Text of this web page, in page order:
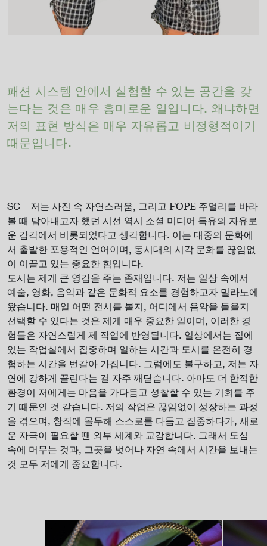
패션 시스템 안에서 실험할 수 있는 공간을 갖
는다는 것은 매우 흥미로운 일입니다. 왜냐하면
저의 표현 방식은 매우 자유롭고 비정형적이기
때문입니다.
SC — 저는 사진 속 자연스러움, 그리고 FOPE 주얼리를 바라
볼 때 담아내고자 했던 시선 역시 소셜 미디어 특유의 자유로
운 감각에서 비롯되었다고 생각합니다. 이는 대중의 문화에
서 출발한 포용적인 언어이며, 동시대의 시각 문화를 끊임없
이 이끌고 있는 중요한 힘입니다.
도시는 제게 큰 영감을 주는 존재입니다. 저는 일상 속에서
예술, 영화, 음악과 같은 문화적 요소를 경험하고자 밀라노에
왔습니다. 매일 어떤 전시를 볼지, 어디에서 음악을 들을지
선택할 수 있다는 것은 제게 매우 중요한 일이며, 이러한 경
험들은 자연스럽게 제 작업에 반영됩니다. 일상에서는 집에
있는 작업실에서 집중하며 일하는 시간과 도시를 온전히 경
험하는 시간을 번갈아 가집니다. 그럼에도 불구하고, 저는 자
연에 강하게 끌린다는 걸 자주 깨닫습니다. 아마도 더 한적한
환경이 저에게는 마음을 가다듬고 성찰할 수 있는 기회를 주
기 때문인 것 같습니다. 저의 작업은 끊임없이 성장하는 과정
을 겪으며, 창작에 몰두해 스스로를 다듬고 집중하다가, 새로
운 자극이 필요할 땐 외부 세계와 교감합니다. 그래서 도심
속에 머무는 것과, 그곳을 벗어나 자연 속에서 시간을 보내는
것 모두 저에게 중요합니다.